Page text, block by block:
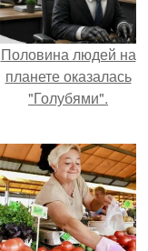
Половина людей на
планете оказалась
"Голубями".